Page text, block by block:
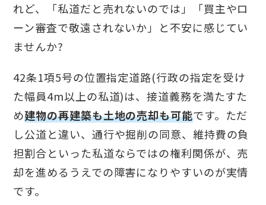
れど、「私道だと売れないのでは」「買主やロ
ーン審査で敬遠されないか」と不安に感じてい
ませんか?
42条1項5号の位置指定道路(行政の指定を受け
た幅員4m以上の私道)は、接道義務を満たすた
め建物の再建築も土地の売却も可能です。ただ
し公道と違い、通行や掘削の同意、維持費の負
担割合といった私道ならではの権利関係が、売
却を進めるうえでの障害になりやすいのが実情
です。